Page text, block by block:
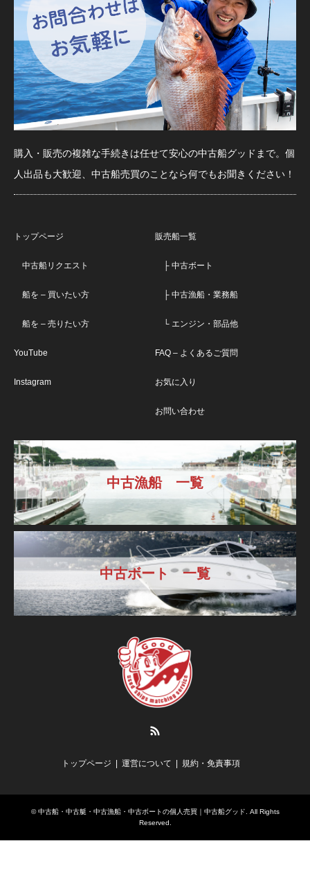
購入・販売の複雑な手続きは任せて安心の中古船グッドまで。個
人出品も大歓迎、中古船売買のことなら何でもお聞きください！
トップページ
中古船リクエスト
船を – 買いたい方
船を – 売りたい方
YouTube
Instagram
販売船一覧
├ 中古ボート
├ 中古漁船・業務船
└ エンジン・部品他
FAQ – よくあるご質問
お気に入り
お問い合わせ
中古漁船 一覧
中古ボート 一覧
トップページ 運営について 規約・免責事項
©中古船・中古艇・中古漁船・中古ボートの個人売買｜中古船グッド . All Rights
Reserved.